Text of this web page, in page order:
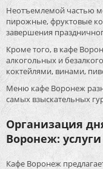
Неотъемлемой частью
пирожные, фруктовые
завершения
Кроме того, в кафе
алкогольных и
коктейлями, винами,
Меню кафе Воронеж
самых взыскательных
Организация
Воронеж:
Кафе Воронеж